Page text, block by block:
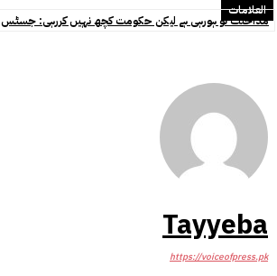
العلامات
مداخلت تو ہورہی ہے لیکن حکومت کچھ نہیں کررہی:
Tayyeba
https://voiceofpress.pk